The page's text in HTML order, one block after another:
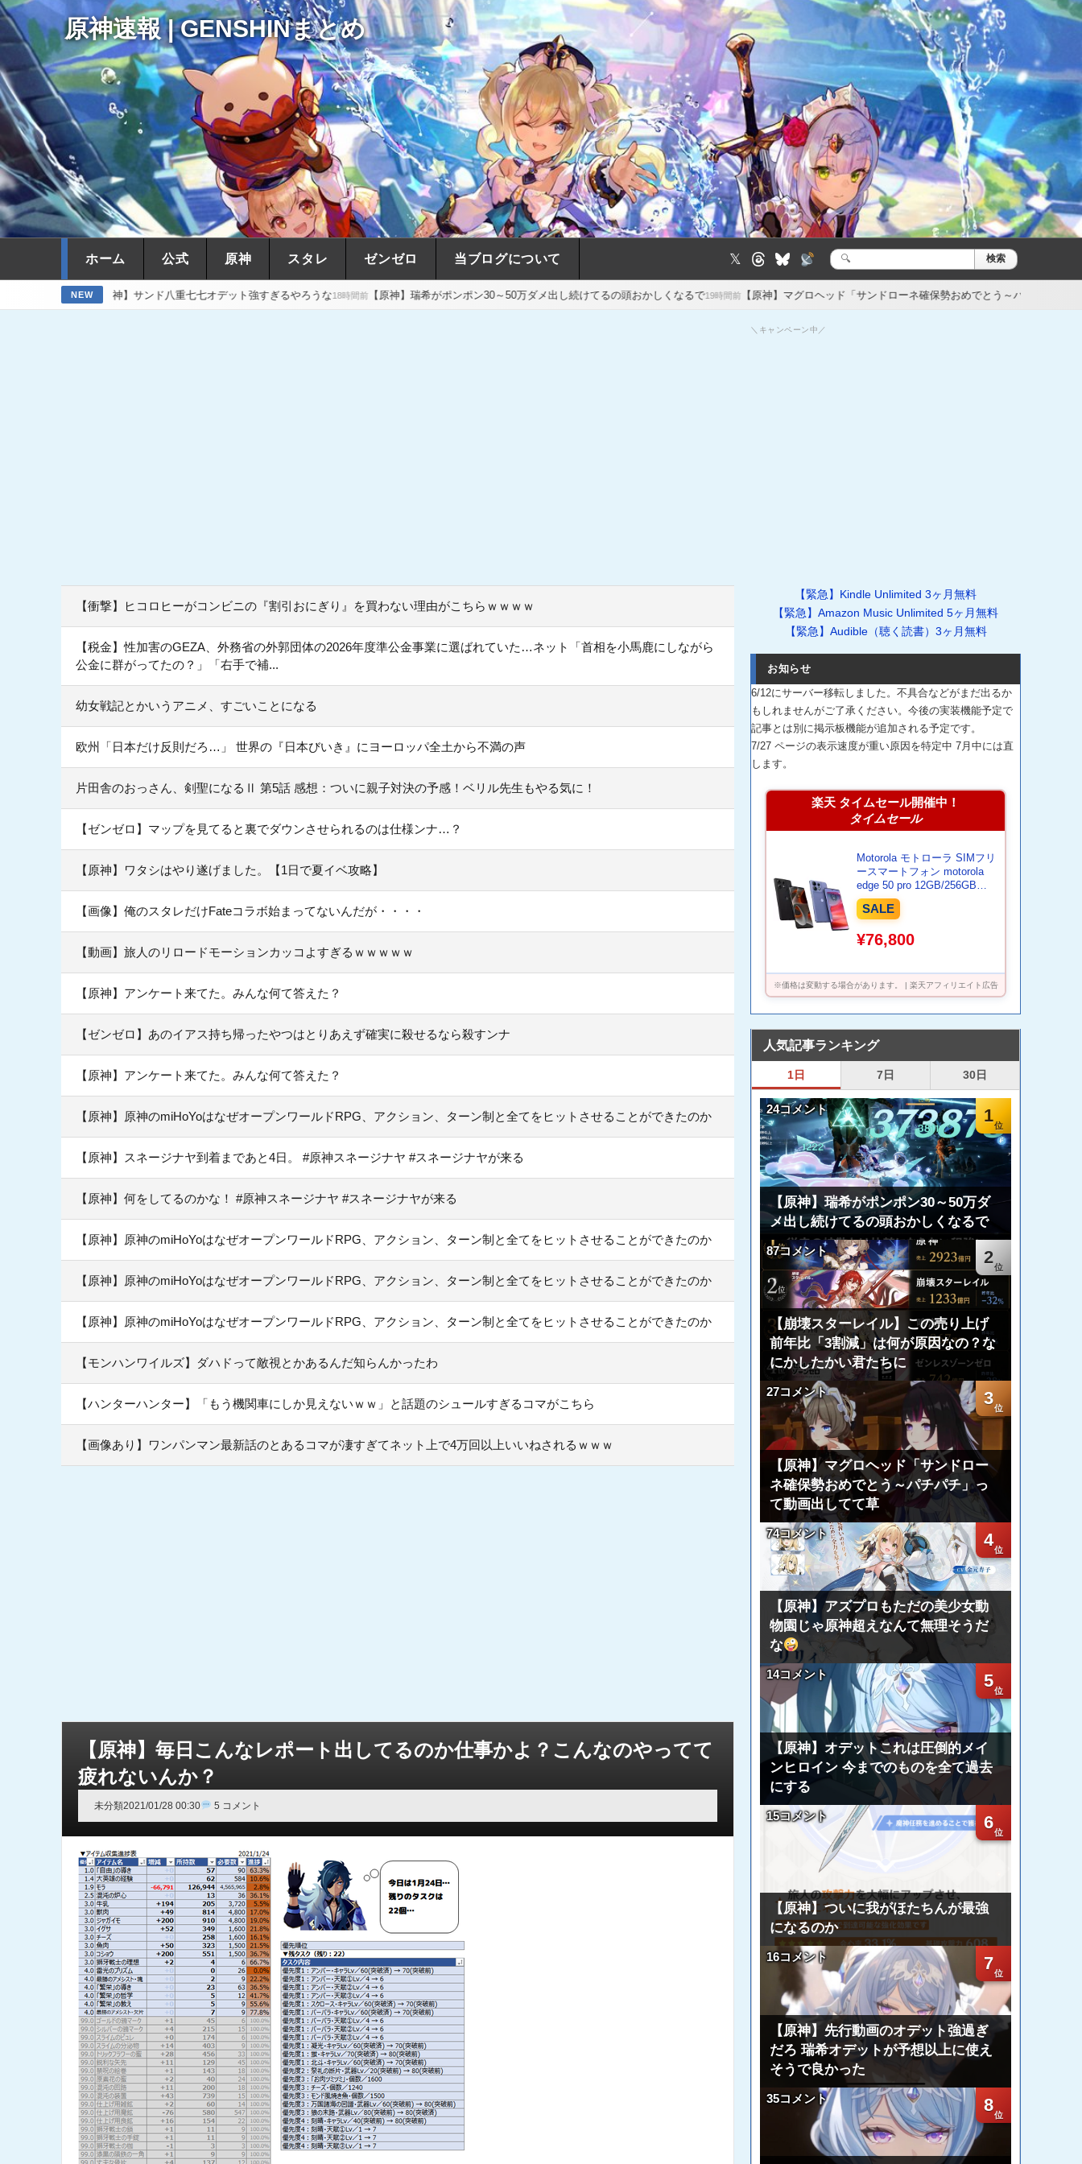
原神速報 | GENSHINまとめ
ホーム 公式 原神 スタレ ゼンゼロ 当ブログについて 𝕏
検
検索
NEW
【原神】サンド八重七七オデット強すぎるやろうな 18時間前【原神】瑞希がポンポン30～50万ダメ出し続けてるの頭おかしくなるで19時間前【原神】マグロヘッド「サンドローネ確保勢おめでとう～パチパチ」って動画出
【衝撃】ヒコロヒーがコンビニの『割引おにぎり』を買わない理由がこちらｗｗｗｗ
【税金】性加害のGEZA、外務省の外郭団体の2026年度準公金事業に選ばれていた…ネット「首相を小馬鹿にしながら
公金に群がってたの？」「右手で補...
幼女戦記とかいうアニメ、すごいことになる
欧州「日本だけ反則だろ…」 世界の『日本びいき』にヨーロッパ全土から不満の声
片田舎のおっさん、剣聖になるⅡ 第5話 感想：ついに親子対決の予感！ベリル先生もやる気に！
【ゼンゼロ】マップを見てると裏でダウンさせられるのは仕様ンナ…？
【原神】ワタシはやり遂げました。【1日で夏イベ攻略】
【画像】俺のスタレだけFateコラボ始まってないんだが・・・・
【動画】旅人のリロードモーションカッコよすぎるｗｗｗｗｗ
【原神】アンケート来てた。みんな何て答えた？
【ゼンゼロ】あのイアス持ち帰ったやつはとりあえず確実に殺せるなら殺すンナ
【原神】アンケート来てた。みんな何て答えた？
【原神】原神のmiHoYoはなぜオープンワールドRPG、アクション、ターン制と全てをヒットさせることができたのか
【原神】スネージナヤ到着まであと4日。 #原神スネージナヤ #スネージナヤが来る
【原神】何をしてるのかな！ #原神スネージナヤ #スネージナヤが来る
【原神】原神のmiHoYoはなぜオープンワールドRPG、アクション、ターン制と全てをヒットさせることができたのか
【原神】原神のmiHoYoはなぜオープンワールドRPG、アクション、ターン制と全てをヒットさせることができたのか
【原神】原神のmiHoYoはなぜオープンワールドRPG、アクション、ターン制と全てをヒットさせることができたのか
【モンハンワイルズ】ダハドって敵視とかあるんだ知らんかったわ
【ハンターハンター】「もう機関車にしか見えないｗｗ」と話題のシュールすぎるコマがこちら
【画像あり】ワンパンマン最新話のとあるコマが凄すぎてネット上で4万回以上いいねされるｗｗｗ
【原神】毎日こんなレポート出してるのか仕事かよ？こんなのやってて
疲れないんか？
未分類2021/01/28 00:30 5 コメント
＼キャンペーン中／
【緊急】Kindle Unlimited 3ヶ月無料
【緊急】Amazon Music Unlimited 5ヶ月無料
【緊急】Audible（聴く読書）3ヶ月無料
お知らせ
6/12にサーバー移転しました。不具合などがまだ出るか
もしれませんがご了承ください。今後の実装機能予定で
記事とは別に掲示板機能が追加される予定です。
7/27 ページの表示速度が重い原因を特定中 7月中には直
します。
楽天 タイムセール開催中！
タイムセール
Motorola モトローラ SIMフリ
ースマートフォン motorola
edge 50 pro 12GB/256GB
125W TurboPowerチャージャ
ー同梱【数量限定】
SALE
¥76,800
※価格は変動する場合があります。 | 楽天アフィリエイト広告
人気記事ランキング
1日 7日 30日
1
24コメント
【原神】瑞希がポンポン30～50万ダ
メ出し続けてるの頭おかしくなるで
2
87コメント
【崩壊スターレイル】この売り上げ
前年比「3割減」は何が原因なの？な
にかしたかい君たちに
3
27コメント
【原神】マグロヘッド「サンドロー
ネ確保勢おめでとう～パチパチ」っ
て動画出してて草
4
74コメント
【原神】アズプロもただの美少女動
物園じゃ原神超えなんて無理そうだ
な
5
14コメント
【原神】オデットこれは圧倒的メイ
ンヒロイン 今までのものを全て過去
にする
6
15コメント
【原神】ついに我がほたちんが最強
になるのか
7
16コメント
【原神】先行動画のオデット強過ぎ
だろ 瑞希オデットが予想以上に使え
そうで良かった
8
35コメント